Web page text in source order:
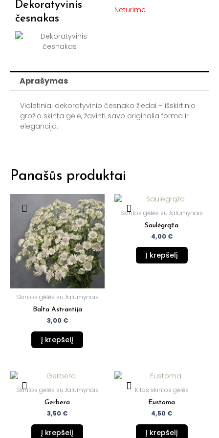
Dekoratyvinis
česnakas
Neturime
Aprašymas
Violetiniai dekoratyvinio česnako žiedai – išskirtinio
grožio skinta gėlė, žavinti savo originalia forma ir
elegancija.
Panašūs produktai
Skintos gėlės su žalumynais
Balta Astrantija
3,00 €
Į krepšelį
Skintos gėlės su žalumynais
Saulėgrąža
4,00 €
Į krepšelį
Skintos gėlės su žalumynais
Gerbera
3,50 €
Į krepšelį
Kitos skintos gėlės
Eustoma
4,50 €
Į krepšelį